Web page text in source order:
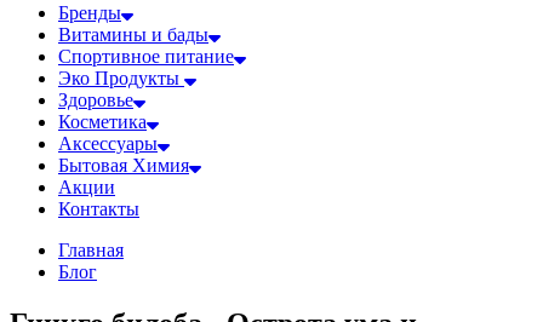
Бренды
Витамины и бады
Спортивное питание
Эко Продукты
Здоровье
Косметика
Аксессуары
Бытовая Химия
Акции
Контакты
Главная
Блог